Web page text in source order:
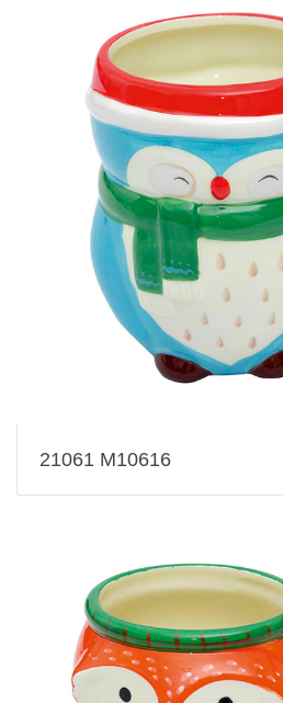
21061 M10616